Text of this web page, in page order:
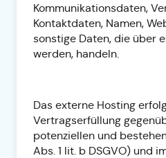
Kommunikationsdaten,
Kontaktdaten, Namen,
sonstige Daten, die über
werden, handeln.
Das externe Hosting
Vertragserfüllung
potenziellen und
Abs. 1 lit. b DSGVO) und